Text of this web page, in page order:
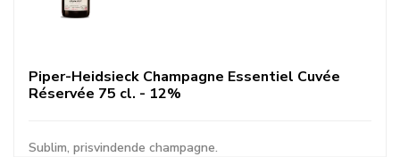
Piper-Heidsieck Champagne Essentiel Cuvée
Réservée 75 cl. - 12%
Sublim, prisvindende champagne.